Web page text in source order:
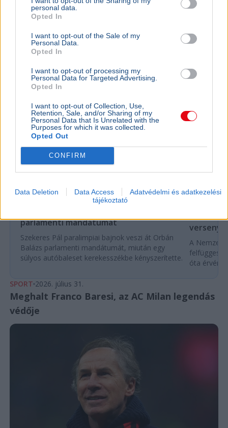
personal data.
Opted In
I want to opt-out of the Sale of my
Personal Data.
Opted In
I want to opt-out of processing my
Personal Data for Targeted Advertising.
Opted In
I want to opt-out of Collection, Use,
Retention, Sale, and/or Sharing of my
Personal Data that Is Unrelated with the
Purposes for which it was collected.
Opted Out
CONFIRM
Data Deletion Data Access
Adatvédelmi és adatkezelési
tájékoztató
A 88-szoros válogatott Nagy Ádám az olasz Speziától
igazolt a Ferencvároshoz, ahol egykor az akadémia tagja
BELFÖLD
Öngyilkos gondolatoktól a parlamentig:
parlamenti mandátumát
Szekeres Pál paralimpiai bajnok veszi át Orbán
Balázs parlamenti mandátumát, miután egy
súlyos autóbaleset kerekesszékbe kényszerítette.
A
óta
SPORT 2026. július 31.
Meghalt Franco Baresi, az AC Milan legendás
védője